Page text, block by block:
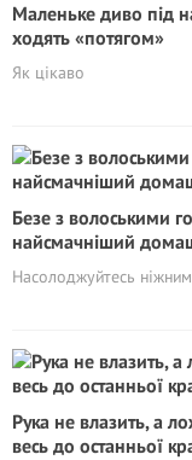
Маленьке диво під
ходять «потягом»
Як цікаво
Безе з волоськими
найсмачніший
Насолоджуйтесь
Рука не влазить, а
весь до останньої